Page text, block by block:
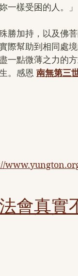
一樣受困的人。」
勝加持，以及佛
際幫助到相同處
一點微薄之力的
。感恩 南無第三
會真實